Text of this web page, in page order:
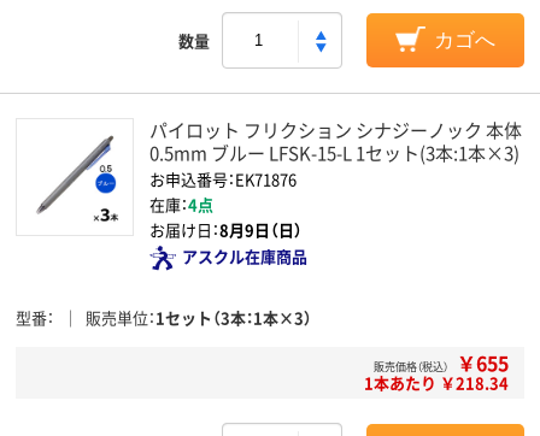
数量 カゴへ
パイロット フリクション シナジーノック 本体
0.5mm ブルー LFSK-15-L 1セット(3本:1本×3)
お申込番号：EK71876
在庫：4点
お届け日：8月9日（日）
アスクル在庫商品
型番 販売単位 1セット（3本：1本×3）
販売価格（税込） ￥655
1本あたり ￥218.34